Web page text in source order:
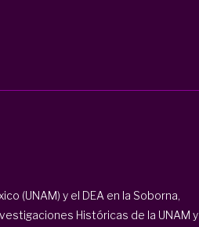
(UNAM) y el DEA en la Soborna,
Históricas de la UNAM y